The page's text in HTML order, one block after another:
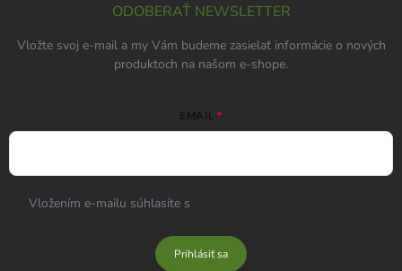
ODOBERAŤ NEWSLETTER
Vložte svoj e-mail a my Vám budeme zasielať informácie o nových
produktoch na našom e-shope.
EMAIL
Vložením e-mailu súhlasíte s
Prihlásiť sa